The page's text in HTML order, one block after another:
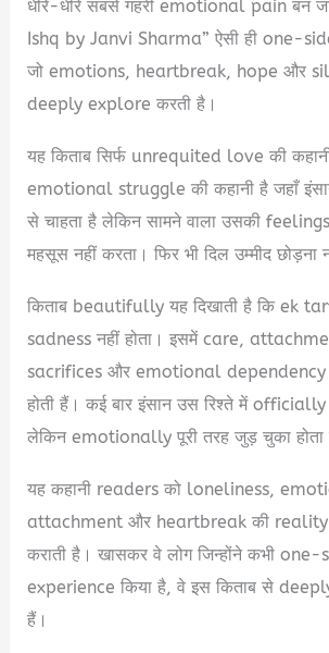
धीरे-धीरे सबसे गहरी emotional pain बन
Ishq by Janvi Sharma” ऐसी ही one-
जो emotions, heartbreak, hope और
deeply explore करती है।
यह किताब सिर्फ unrequited love की
emotional struggle की कहानी है जहाँ
से चाहता है लेकिन सामने वाला उसकी
महसूस नहीं करता। फिर भी दिल उम्मीद छोड़ना
किताब beautifully यह दिखाती है कि ek
sadness नहीं होता। इसमें care,
sacrifices और emotional
होती हैं। कई बार इंसान उस रिश्ते में officially
लेकिन emotionally पूरी तरह जुड़ चुका होता
यह कहानी readers को loneliness,
attachment और heartbreak की
कराती है। खासकर वे लोग जिन्होंने कभी
experience किया है, वे इस किताब से
हैं।